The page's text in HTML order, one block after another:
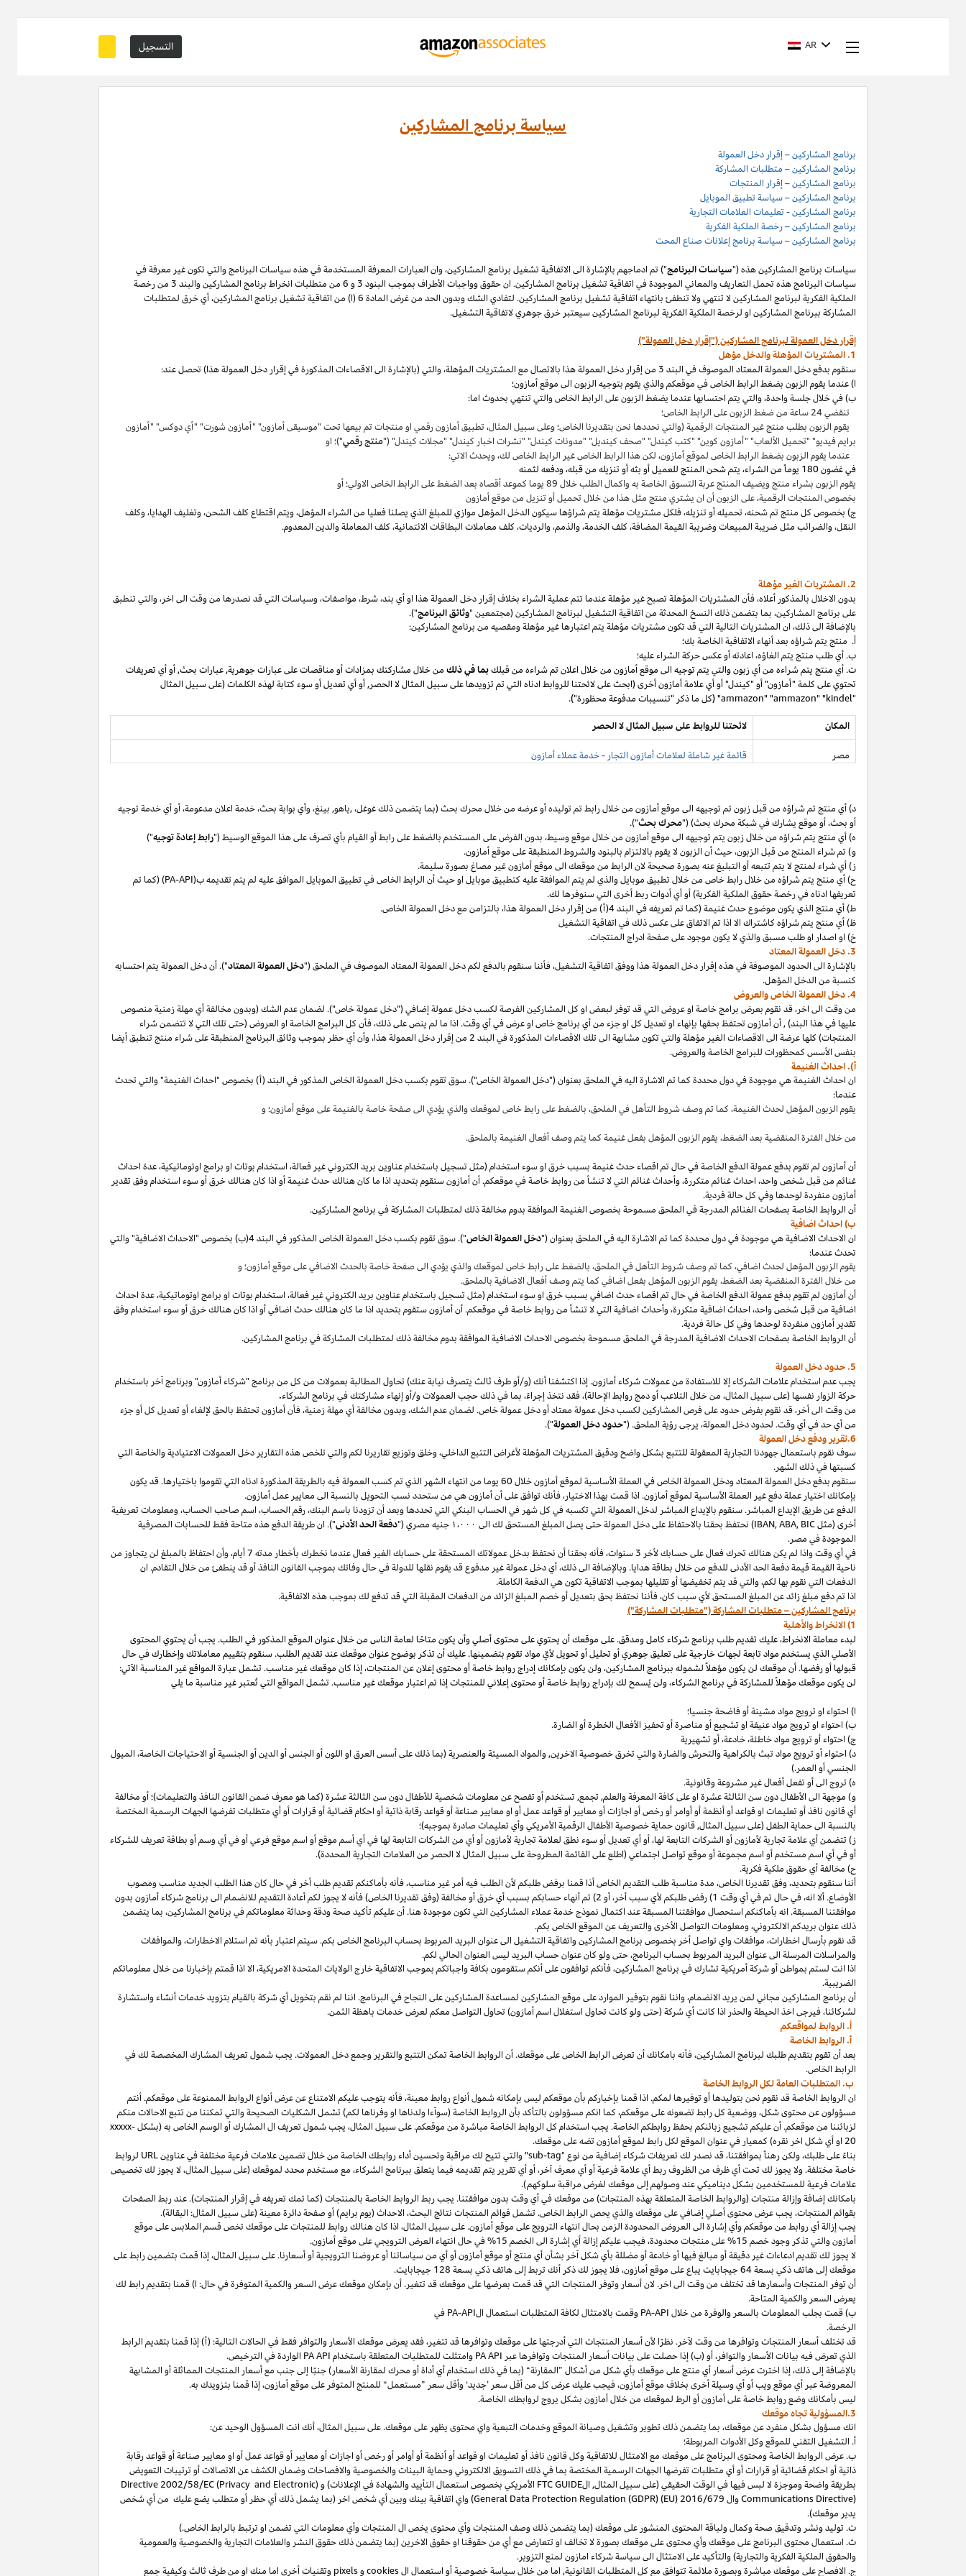
التسجيل AR
سياسة برنامج المشاركين
برنامج المشاركين – إقرار دخل العمولة
برنامج المشاركين – متطلبات المشاركة
برنامج المشاركين – إقرار المنتجات
برنامج المشاركين – سياسة تطبيق الموبايل
برنامج المشاركين - تعليمات العلامات التجارية
برنامج المشاركين – رخصة الملكية الفكرية
برنامج المشاركين – سياسة برنامج إعلانات صناع المحت
سياسات برنامج المشاركين هذه ("سياسات البرنامج") تم ادماجهم بالإشارة الى الاتفاقية تشغيل برنامج المشاركين، وان العبارات المعرفة المستخدمة في هذه سياسات البرنامج والتي تكون غير معرفة في
سياسات البرنامج هذه تحمل التعاريف والمعاني الموجودة في اتفاقية تشغيل برنامج المشاركين. ان حقوق وواجبات الأطراف بموجب البنود 3
و 6
من متطلبات انخراط برنامج المشاركين والبند 3 من رخصة
الملكية الفكرية لبرنامج المشاركين لا تنتهي ولا تنطفئ بانتهاء اتفاقية تشغيل برنامج المشاركين. لتفادي الشك وبدون الحد من غرض المادة 6 (ا) من اتفاقية تشغيل برنامج المشاركين، أي خرق لمتطلبات
المشاركة ببرنامج المشاركين او لرخصة الملكية الفكرية لبرنامج المشاركين سيعتبر خرق جوهري لاتفاقية التشغيل.
إقرار دخل العمولة لبرنامج المشاركين ("إقرار دخل العمولة")
1. المشتريات المؤهلة والدخل مؤهل
سنقوم بدفع دخل العمولة المعتاد الموصوف في البند 3 من إقرار دخل العمولة هذا بالاتصال مع المشتريات المؤهلة
،والتي (بالإشارة الى الاقصاءات المذكورة في إقرار دخل العمولة هذا) تحصل عند:
ا) عندما يقوم الزبون بضغط الرابط الخاص في موقعكم والذي يقوم بتوجيه الزبون الى موقع أمازون؛
ب) في خلال جلسة واحدة،والتي يتم احتسابها عندما يضغط الزبون على الرابط الخاص والتي تنتهي بحدوث اما:
تنقضي 24 ساعة من ضغط الزبون على الرابط الخاص؛
يقوم الزبون بطلب منتج غير المنتجات الرقمية (والتي نحددها نحن بتقديرنا الخاص؛وعلى سبيل المثال، تطبيق أمازون رقمي او منتجات تم بيعها تحت "موسيقى أمازون" "أمازون شورت" "أي دوكس" "أمازون
برايم فيديو" "تحميل الألعاب" "أمازون كوين" "كتب كيندل" "صحف كينديل" "مدونات كيندل" "نشرات اخبار كيندل" "مجلات كيندل" ("منتج رقمي")؛ او
عندما يقوم الزبون بضغط الرابط الخاص لموقع أمازون، لكن هذا الرابط الخاص غير الرابط الخاص لك،ويحدث الاتي:
في غضون180 يوماً من الشراء، يتم شحن المنتج للعميل أو بثه أو تنزيله من قبله، ودفعه لثمنه
يقوم الزبون بشراء منتج ويضيف المنتج عربة التسوق الخاصة به واكمال الطلب خلال 89 يوما كموعد أقصاه بعد الضغط على الرابط الخاص الاولي؛ أو
بخصوص المنتجات الرقمية،على الزبون أن ان يشتري منتج مثل هذا من خلال تحميل أو تنزيل من موقع أمازون
ج) بخصوص كل منتج تم شحنه، تحميله أو تنزيله،فلكل مشتريات مؤهلة يتمشراؤهاسيكون الدخل المؤهل موازي للمبلغ الذي يصلنا فعليا من الشراء المؤهل،ويتم اقتطاع كلف الشحن،وتغليف الهدايا،وكلف
النقل،والضرائب مثل ضريبة المبيعات وضريبة القيمة المضافة، كلف الخدمة،والذمم،والرديات، كلف معاملات البطاقات الائتمانية، كلف المعاملة والدين المعدوم.
2. المشتريات
الغير مؤهلة
بدون الاخلال بالمذكور أعلاه،فأن المشتريات المؤهلة تصبح غير مؤهلة عندما تتم عملية الشراء بخلاف إقرار دخل العمولة هذا او أي بند،شرط، مواصفات،وسياسات التي قد نصدرها من وقت الى اخر،والتي تنطبق
على برنامج المشاركين، بما بتضمن ذلك النسخ المحدثة من اتفاقية التشغيل لبرنامج المشاركين (مجتمعين "وثائق البرنامج").
بالإضافة الى ذلك، ان المشتريات التالية التي قد تكون مشتريات مؤهلة يتم اعتبارها غير مؤهلة ومقصيه من برنامج المشاركين:
أ. منتج يتمشراؤه بعد أنهاء الاتفاقية الخاصة بك؛
ب. أي طلب منتج يتم الغاؤه، اعادته أو عكس حركة الشراء عليه؛
ت. أي منتج يتم شراءه من أي زبون والتي يتم توجيه الى موقع أمازون من خلال اعلان تم شراءه من قبلكبما في ذلك من خلال مشاركتك بمزادات أو مناقصات على عبارات جوهرية, عبارات بحث, أو أي تعريفات
تحتوي على كلمة "أمازون" أو "كيندل" أو أي علامة أمازون أخرى (ابحث على لائحتنا للروابط ادناه التي تم تزويدها على سبيل المثال لا الحصر, أو أي تعديل أو سوء كتابة لهذه الكلمات (على سبيل المثال
"ammazon" "ammazon" "kindel" (كل ما ذكر "تنسيبات مدفوعة محظورة").
المكان
لائحتنا للروابط على سبيل المثال لا الحصر
مصر قائمة غير شاملة لعلامات أمازون التجار - خدمة عملاء أمازون
د) أي منتج تمشراؤه من قبل زبون تم توجيهه الى موقع أمازون من خلال رابط تم توليده أو عرضه من خلال محرك بحث (بما يتضمن ذلكغوغل،,ياهو, بينغ،وأي بوابة بحث،خدمة اعلان مدعومة،أوأي خدمة توجيه
أو بحث،أو موقع يشارك في شبكة محرك بحث) ("محرك بحث").
ه) أي منتج يتمشراؤه من خلال زبون يتم توجيهه الى موقع أمازون من خلال موقعوسيط، بدون الفرض على المستخدم بالضغط على رابط أو القيام بأي تصرف على هذا الموقع الوسيط ("رابط إعادة توجيه")
و) تم شراء المنتج من قبل الزبون،حيثأن الزبون لا يقوم بالالتزام بالبنودوالشروط المنطبقةعلى موقع أمازون.
ز) أي شراء لمنتج لا يتم تتبعه أو التبليغ عنه بصورة صحيحة لان الرابط من موقعك الى موقع أمازون غير مصاغ بصورة سليمة.
ح) أي منتج يتمشراؤه من خلال رابط خاص من خلال تطبيق موبايلوالذي لم يتم الموافقة عليه كتطبيق موبايل او حيثأن الرابط الخاص في تطبيق الموبايل الموافقعليه لم يتم تقديمه ب(PA-API) (كما تم
تعريفها ادناه في رخصة حقوق الملكية الفكرية) أو أي أدوات ربط أخرى التي سنوفرها لك.
ط) أي منتج الذي يكون موضوع حدث غنيمة (كما تم تعريفه في البند 4(أ) من إقرار دخل العمولة
هذا، بالتزامن مع دخل العمولة الخاص.
ظ) أي منتج يتمشراؤه كاشتراك الا اذا تم الاتفاق على عكس ذلك في اتفاقية التشغيل
خ) او اصدار او طلب مسبق والذي لا يكون موجود على صفحة ادراج المنتجات.
3. دخل العمولة المعتاد
بالإشارة الى الحدود الموصوفة في هذه إقرار دخل العمولة هذا ووفق اتفاقية التشغيل،فأننا سنقوم بالدفع لكم دخل العمولة المعتاد الموصوف في الملحق ("دخل العمولة المعتاد"). أن دخل العمولة يتم احتسابه
كنسبة من الدخل المؤهل.
4. دخل العمولة الخاص والعروض
من وقت الى اخر،قد نقوم بعرض برامج خاصة او عروض التي قد توفر لبعض او كل المشاركين الفرصة لكسب دخل عمولة إضافي ("دخل عمولة خاص"). لضمان عدم الشك (وبدون مخالفة أي مهلة زمنية منصوص
عليها في هذا البند)
,أن أمازون تحتفظ بحقها بإنهاء او تعديل كل او جزء من أي برنامج خاص او عرض في أي وقت. اذا ما لم ينص علىذلك،فأن كل البرامج الخاصة او العروض (حتى تلك التي لا تتضمن شراء
المنتجات) كلها عرضة الى الاقصاءات الغير مؤهلةوالتي تكون مشابهة الى تلك الاقصاءات المذكورة في البند 2 من إقرار دخل العمولةهذا،وأن أي حظر بموجب وثائق البرنامج المنطبقة على شراء منتج تنطبق أيضا
بنفس الأسس كمحظورات للبرامج الخاصة والعروض.
أ). احداث الغنيمة
ان احداث الغنيمة هي موجودة في دول محددة كما تم الاشارة اليه في الملحق بعنوان ("دخل العمولة الخاص"). سوق تقوم بكسب دخل العمولة الخاص المذكور في البند (أ) بخصوص "احداث الغنيمة" والتي تحدث
عندما:
يقوم الزبون المؤهل لحدث الغنيمة، كما تم وصف شروط التأهل في الملحق، بالضغط على رابط خاص لموقعك والذي يؤدي الى صفحة خاصة بالغنيمة على موقع أمازون؛ و
من خلال الفترة المنقضية بعد الضغط، يقوم الزبون المؤهل بفعل غنيمة كما يتم وصف أفعال الغنيمة بالملحق.
أن أمازون لم تقوم بدفع عمولة الدفع الخاصة في حال تم اقصاء حدث غنيمة بسبب خرق او سوء استخدام (مثل تسجيل باستخدام عناوين بريد الكتروني غير فعالة، استخدام بوتات او برامج اوتوماتيكية،عدة احداث
غنائم من قبل شخصواحد، احداث غنائم متكررة،وأحداث غنائم التي لا تنشأ من روابط خاصة في موقعكم. أن أمازون ستقوم بتحديد اذا ما كان هنالك حدث غنيمة أو اذا كان هنالك خرق أو سوء استخدام وفق تقدير
أمازون منفردة لوحدها وفي كل حالة فردية.
أن الروابط الخاصة بصفحات الغنائم المدرجة في الملحق مسموحة بخصوص الغنيمة الموافقة بدوم مخالفة ذلك لمتطلبات المشاركة في برنامج المشاركين.
ب) احداث اضافية
ان الاحداث الاضافية هي موجودة في دول محددة كما تم الاشارة اليه في الملحق بعنوان ("دخل العمولة الخاص
"). سوق تقوم بكسب دخل العمولة الخاص المذكور في البند 4(ب) بخصوص "الاحداث الاضافية" والتي
تحدث عندما:
يقوم الزبون المؤهل لحدث اضافي، كما تم وصف شروط التأهل في الملحق، بالضغط على رابط خاص لموقعك والذي يؤدي الى صفحة خاصة بالحدث الاضافي على موقع أمازون؛ و
من خلال الفترة المنقضية بعد الضغط، يقوم الزبون المؤهل بفعل اضافي كما يتم وصف أفعال الاضافية بالملحق.
أن أمازون لم تقوم بدفع عمولة الدفع الخاصة في حال تم اقصاء حدث اضافي بسبب خرق او سوء استخدام (مثل تسجيل باستخدام عناوين بريد الكتروني غيرفعالة، استخدام بوتات او برامج اوتوماتيكية،عدة احداث
اضافية من قبل شخصواحد، احداث اضافية متكررة،وأحداث اضافية التي لا تنشأ من روابط خاصة في موقعكم. أن أمازون ستقوم بتحديد اذا ما كان هنالك حدث اضافي أو اذا كان هنالك خرق أو سوء استخدام وفق
تقدير أمازون منفردة لوحدها وفي كل حالة فردية.
أن الروابط الخاصة بصفحات الاحداث الاضافية المدرجة في الملحق مسموحة بخصوص الاحداث الاضافية الموافقة بدوم مخالفة ذلك لمتطلبات المشاركة في برنامج المشاركين.
5. حدود دخل العمولة
يجب عدم استخدام علامات الشركاء إلا للاستفادة من عمولات شركاء أمازون. إذا اكتشفنا أنك (و/أو طرف ثالث يتصرف نيابة عنك) تحاول المطالبة بعمولات من كل من برنامج "شركاء أمازون" وبرنامج آخر باستخدام
حركة الزوار نفسها (على سبيل المثال، من خلال التلاعب أو دمج روابط الإحالة)، فقد نتخذ إجراءً، بما في ذلك حجب العمولات و/أو إنهاء مشاركتك في برنامج الشركاء.
من وقت الىأخر،قد نقوم بفرض حدود على فرص المشاركين لكسب دخل عمولة معتاد أو دخل عمولة خاص. لضمان عدم الشك،وبدون مخالفة أي مهلةزمنية،فأن أمازون تحتفظ بالحق لإلغاء أو تعديل كل أو جزء
من أي حد في أي وقت. لحدود دخل العمولة، يرجى رؤية الملحق. ("حدود دخل العمولة").
6.تقرير ودفع دخل العمولة
سوف نقوم باستعمال جهودنا التجارية المعقولة للتتبع بشكل واضح ودقيق المشتريات المؤهلة لأغراض التتبع الداخلي،وخلق وتوزيع تقاريرنا لكم والتي تلخص هذه التقارير دخل العمولات الاعتيادية والخاصة التي
كسبتها في ذلك الشهر.
سنقوم بدفع دخل العمولة المعتاد ودخل العمولة الخاص في العملة الأساسية لموقع أمازون خلال 60 يوما من انتهاء الشهر الذي تم كسب العمولة فيه بالطريقة المذكورة ادناه التي تقوموا باختيارها. قد يكون
بإمكانك اختيار عملة دفع غير العملة الأساسية لموقع أمازون. اذا قمت بهذا الاختيار،فأنك توافق على أن أمازون هي من ستحدد نسب التحويل بالنسبة الى معايير عمل أمازون.
الدفع عن طريق الإيداع المباشر. سنقوم بالإيداع المباشر لدخل العمولة التي تكسبه في كل شهر في الحساب البنكي التي تحددها وبعد أن تزودنا باسم البنك،رقم الحساب، اسم صاحب الحساب،ومعلومات تعريفية
أخرى (مثل
IBAN,ABA, BIC ) نحتفظ بحقنا بالاحتفاظ على دخل العمولة حتى يصل المبلغ المستحق لك الى ١٬٠٠٠ جنيه مصري("دفعة الحد الأدنى")
. انطريقة الدفعهذه متاحةفقط للحسابات المصرفية
الموجودةفي مصر.
في أي وقتواذا لم يكن هنالك تحرك فعال على حسابك لأخر 3 سنوات،فأنه بحقنا أن نحتفظ بدخل عمولاتك المستحقة على حسابك الغير فعالعندما نخطرك بأخطار مدته 7 أيام،وأن احتفاظ بالمبلغ لن يتجاوز من
ناحية القيمة قيمة دفعة الحد الأدنى للدفع من خلال بطاقة هدايا. وبالإضافة الىذلك،أي دخل عمولة غير مدفوع قد يقوم نقلها للدولة في حال وفاتك بموجب القانون النافذ أو قد ينطفئ من خلال التقادم. ان
الدفعات التي نقوم بها لكم،والتي قد يتم تخفيضها أو تقليلها بموجب الاتفاقية تكون هي الدفعة الكاملة.
اذا تم دفع مبلغ زائد عن المبلغ المستحق لأي سبب كان،فأننا نحتفظ بحق بتعديل أو خصم المبلغ الزائد من الدفعات المقبلة التي قد تدفع لك بموجب هذه الاتفاقية.
برنامج المشاركين – متطلبات المشاركة ("متطلبات المشاركة")
1) الانخراط والأهلية
لبدء معاملة الانخراط، عليك تقديم طلب برنامج شركاء كامل ومدقق. على موقعك أن يحتوي على محتوى أصلي وأن يكون متاحًا لعامة الناس من خلال عنوان الموقع المذكور في الطلب. يجب أن يحتوي المحتوى
الأصلي الذي يستخدم مواد تابعة لجهات خارجية على تعليق جوهري أو تحليل أو تحويل لأيّ مواد تقوم بتضمينها. عليك أن تذكر بوضوح عنوان موقعك عند تقديم الطلب. سنقوم بتقييم معاملاتك وإخطارك في حال
قبولها أو رفضها. أن موقعك لن يكون مؤهلاً لشموله ببرنامج المشاركين، ولن يكون بإمكانك إدراج روابط خاصة أو محتوى إعلان عن المنتجات، إذا كان موقعك غير مناسب. تشمل عبارة المواقع غير المناسبة الآتي:
لن يكون موقعك مؤهلاً للمشاركة في برنامج الشركاء، ولن يُسمح لك بإدراج روابط خاصة أو محتوى إعلاني للمنتجات إذا تم اعتبار موقعك غير مناسب. تشمل المواقع التي تُعتبر غير مناسبة ما يلي
ا) احتواء او ترويج مواد مشينة أو فاضحة جنسيا؛
ب) احتواء او ترويج موادعنيفة او تشجيع أو مناصرة أو تحفيز الأفعال الخطرة أو الضارة.
ج) احتواء أو ترويج موادخاطئة،خادعة،أو تشهيرية
د) احتواء أو ترويج مواد تبث بالكراهية والتحرش والضارة والتي تخرق خصوصية الاخرين,والمواد المسيئة والعنصرية (بما ذلك على أسس العرق او اللون أو الجنس أو الدين أو الجنسية أو الاحتياجات الخاصة، الميول
الجنسي أو العمر.)
ه) تروج الى أو تفعل أفعال غير مشروعة وقانونية.
و) موجهة الى الأطفال دون سن الثالثة عشرة او على كافة المعرفة والعلم, تجمع, تستخدم أو تفصح عن معلومات شخصية للأطفال دون سن الثالثة عشرة (كما هو معرف ضمن القانون النافذ والتعليمات)؛ أو مخالفة
أي قانون نافذ أو تعليمات او قواعد أو أنظمة أو أوامر أو رخص أو اجازات أو معايير أو قواعد عمل أو او معايير صناعة أو قواعد رقابة ذاتية أو احكام قضائية أو قرارات أو أي متطلبات تفرضها الجهات الرسمية المختصة
بالنسبة الى حماية الطفل (على سبيل المثال, قانون حماية خصوصية الأطفال الرقمية الأمريكي وأي تعليمات صادرة بموجبه)؛
ز) تتضمن أي علامة تجارية لأمازون أو الشركات التابعة لها،أو أي تعديل أو سوء نطق لعلامة تجارية لأمازون أو أي من الشركات التابعة لها في أي أسم موقع أو اسم موقع فرعي أو في أي وسم أو بطاقة تعريف للشركاء
أو في أي اسم مستخدم أو اسم مجموعة أو موقع تواصل اجتماعي (اطلع على القائمة المطروحة على سبيل المثال لا الحصر من العلامات التجارية المحددة).
ح) مخالفة أي حقوق ملكية فكرية.
أننا سنقوم بتحديد،وفق تقديرنا الخاص، مدة مناسبة طلب التقديم الخاص أذا قمنا برفض طلبكم لأن الطلب فيه أمر غير مناسب،فأنه بأماكنكم تقديم طلب أخر في حال كان هذا الطلب الجديد مناسب ومصوب
الأوضاع. ألا انه،في حال تم في أي وقت 1) رفض طلبكم لأي سبب أخر،أو 2) تم أنهاء حسابكم بسبب أي خرق أو مخالفة (وفق تقديرنا الخاص)فأنه لا يجوز لكم أعادة التقديم للانضمام الى برنامج شركاء أمازون بدون
موافقتنا المسبقة. انه بأماكنكم استحصال موافقتنا المسبقة عند اكتمال نموذج خدمة عملاء المشاركين التي تكون موجودة هنا. أن عليكم تأكيد صحة ودقة وحداثة معلوماتكم في برنامج المشاركين، بما يتضمن
ذلك عنوان بريدكم الالكتروني،ومعلومات التواصل الأخرى والتعريف عن الموقع الخاص بكم.
قد نقوم بأرسال اخطارات، موافقات واي تواصل أخر بخصوص برنامج المشاركين واتفاقية التشغيل الى عنوان البريد المربوط بحساب البرنامج الخاص بكم. سيتم اعتبار بأنه تم استلام الاخطارات،والموافقات
والمراسلات المرسلة الى عنوان البريد المربوط بحساب البرنامج،حتى ولو كان عنوان حساب البريد ليس العنوان الحالي لكم.
اذا انت لستم بمواطن أو شركة أمريكية تشارك في برنامج المشاركين،فأنكم توافقون على أنكم ستقومون بكافة واجباتكم بموجب الاتفاقيةخارج الولايات المتحدة الامريكية، الا اذا قمتم بإخبارنا من خلال معلوماتكم
الضريبية.
أن برنامج المشاركين مجاني لمن يريد الانضمام،واننا نقوم بتوفير الموارد على موقع المشاركين لمساعدة المشاركين على النجاح في البرنامج. اننا لم نقم بتخويل أي شركة بالقيام بتزويد خدمات أنشاء واستشارة
لشركائنا،فيرجى اخذ الحيطة والحذر اذا كانت أي شركة (حتى ولو كانت تحاول استغلال اسم أمازون) تحاول التواصل معكم لعرض خدمات باهظة الثمن.
أ. الروابط لمواقعكم
أ. الروابط الخاصة
بعد أن تقوم بتقديم طلبك لبرنامج المشاركين،فأنه بامكانكأن تعرض الرابط الخاص على موقعك. أن الروابط الخاصة تمكن التتبع والتقرير وجمع دخل العمولات. يجب شمول تعريف المشارك المخصصة لك في
الرابط الخاص.
ب. المتطلبات العامة لكل الروابط الخاصة
ان الروابط الخاصة قد نقوم نحن بتوليدها أو توفيرها لمكم. اذا قمنا بإخباركم بأن موقعكم ليس بإمكانه شمول أنواع روابط معينة،فأنه يتوجب عليكم الامتناع عن عرض أنواع الروابط الممنوعة على موقعكم. أنتم
مسؤولون عن محتوىشكل،ووضعية كل رابط تضعونه على موقعكم، كما انكم مسؤولون بالتأكد بأن الروابط الخاصة (سوآءا ولدناها او وفرناها لكم) تشمل الشكليات الصحيحة والتي تمكننا من تتبع الاحالات منكم
لزبائننا من موقعكم. أن عليكم تشجيع زبائنكم بحفظ روابطكم الخاصة. يجب استخدام كل الروابط الخاصة مباشرة من موقعكم. على سبيل المثال، يجب شمول تعريف ال المشارك أو الوسم الخاص به (بشكلxxxxx-
20 او أي شكل اخر نقره) كمعيار في عنوان الموقع لكل رابط لموقع أمازون تضه على موقعك.
بناءً على طلبك، ولكن رهناً بموافقتنا، قد نصدر لك تعريفات شركاء إضافية من نوع "sub-tag" والتي تتيح لك مراقبة وتحسين أداء روابطك الخاصة من خلال تضمين علامات فرعية مختلفة في عناوينURL لروابط
خاصة مختلفة. ولا يجوز لك تحت أي ظرف من الظروف ربط أي علامة فرعية أو أي معرف آخر، أو أي تقرير يتم تقديمه فيما يتعلق ببرنامج الشركاء، مع مستخدم محدد لموقعك (على سبيل المثال، لا يجوز لك تخصيص
علامات فرعية للمستخدمين بشكل ديناميكي عند وصولهم إلى موقعك لغرض مراقبة سلوكهم).
بامكانك إضافة وإزالة منتجات (والروابط الخاصة المتعلقة بهذه المنتجات) من موقعك في أي وقت بدون موافقتنا. يجب ربط الروابط الخاصة بالمنتجات (كما تمك تعريفه في إقرار المنتجات). عند ربط الصفحات
بقوائم المنتجات، يجب عرض محتوىأصلي إضافي على موقعك والذي يحص الرابط الخاص. تشمل قوائم المنتجات نتائج البحث، الاحداث (يوم برايم) أو صفحة دائرة معينة (على سبيل المثال: البقالة).
يجب إزالة أي روابط من موقعكم وأي إشارة الى العروض المحدودة الزمن بحال انتهاء الترويج على موقع أمازون. على سبيل المثال، اذا كان هنالك روابط للمنتجات على موقعك تخص قسم الملابس على موقع
أمازون والتي تذكر وجود خصم 15% على منتجات محدودة،فيجب عليكم إزالة أي إشارة الى الخصم 15% في حال انتهاء العرض الترويجي على موقع أمازون.
لا يجوز لك تقديم ادعاءاتغيردقيقةأو مبالغفيهاأوخادعةأو مضللة بأيشكلآخر بشأنأي منتجأو موقعأمازونأوأي منسياساتناأوعروضنا الترويجيةأوأسعارنا.علىسبيل المثال،إذا قمت بتضمينرابطعلى
موقعكإلىهاتفذكي بسعة جيجابايت يباععلى موقعأمازون،فلا يجوز لكذكرأنك تربطإلىهاتفذكي بسعة جيجابايت.
أن توفر المنتجات وأسعارها قد تختلف من وقت الى اخر. لان أسعار وتوفر المنتجات التي قد قمت بعرضها على موقعك قد تتغير. أن بإمكان موقعك عرض السعر والكمية المتوفرة في حال: ا) قمنا بتقديم رابط لك
يعرض السعر والكمية المتاحة.
ب) قمت بجلب المعلومات بالسعر والوفرة من خلال PA-API وقمت بالامتثال لكافة المتطلبات استعمال ال PA-API
في
الرخصة.
قد تختلف أسعار المنتجات وتوافرها من وقت لآخر. نظرًا لأن أسعار المنتجات التي أدرجتها على موقعك وتوافرها قد تتغير، فقد يعرض موقعك الأسعار والتوافر فقط في الحالات التالية: (أ) إذا قمنا بتقديم الرابط
الذي تعرض فيه بيانات الأسعار والتوافر، أو (ب) إذا حصلت على بيانات أسعار المنتجات وتوافرها عبر
وامتثلت للمتطلبات المتعلقة باستخدام الواردة في الترخيص.
بالإضافة إلىذلك، إذا اخترتعرضأسعار أي منتجعلى موقعك بأيشكل منأشكال ”المقارنة“
(بمافيذلك استخدامأيأداةأو محرك لمقارنة الأسعار)جنبًا إلىجنب معأسعار المنتجات المماثلةأو المشابهة
المعروضةعبر أي موقعويبأوأيوسيلةأخرى بخلاف موقعأمازون،فيجبعليكعرض كل منأقلسعر ’جديد‘ وأقلسعر ”مستعمل“ للمنتج المتوفر على موقعأمازون، إذا قمنا بتزويدك به.
ليس بأمكانكوضع روابط خاصة على أمازون أو الرط لموقعك من خلال أمازون بشكل يروج لروابطك الخاصة.
3.المسؤولية تجاه موقعك
انك مسؤول بشكل منفرد عن موقعك، بما يتضمن ذلك تطويروتشغيلوصيانة الموقع وخدمات التبعية واي محتوى يظهر على موقعك. على سبيل المثال،أنك انت المسؤول الوحيد عن:
أ. التشغيل التقني للموقع وكل الأدوات المربوطة؛
ب. عرض الروابط الخاصة ومحتوى البرنامج على موقعك مع الامتثال للاتفاقية وكل قانون نافذ أو تعليمات او قواعد أو أنظمة أو أوامر أو رخص أو اجازات أو معايير أو قواعد عمل أو او معايير صناعة أو قواعد رقابة
ذاتية أو احكام قضائية أو قرارات أو أي متطلبات تفرضها الجهات الرسمية المختصة بما في ذلك التسويق الالكتروني وحماية البينات والخصوصيةوالافصاحاتوضمان الكشف عن الاتصالات أو ترتيبات التعويض
بطريقة واضحة وموجزة لا لبس فيها في الوقت الحقيقي(على سبيل المثال, الFTC GUIDE الأمريكي بخصوص استعمال التأييد والشهادة في الإعلانات) و (Directive 2002/58/EC (Privacy and Electronic
Communications Directive) وال General Data Protection Regulation (GDPR) (EU) 2016/679) واي اتفاقية بينك وبين أي شخص اخر (بما يشمل ذلك أي حظر أو متطلب يضع عليك من أي شخص
يدير موقعك).
ت. توليد ونشر وتدقيق صحة وكمال ولباقة المحتوى المنشور على موقعك (بما يتضمن ذلك وصف المنتجات وأي محتوى يخص ال المنتجات وأي معلومات التي تضمن او ترتبط بالرابط الخاص.)
ث. استعمال محتوى البرنامج على موقعك وأي محتوى على موقعك بصورة لا تخالف او تتعارض مع أي من حقوقنا او حقوق الاخرين (بما يتضمن ذلك حقوق النشر والعلامات التجارية والخصوصية والعمومية
والحقوق الملكية الفكرية والتجارية) والتأكيد على الامتثال الى سياسة شركاء امازون لمنع التزوير.
ج. الافصاح على موقعك مباشرة وبصورة ملائمة تتوافق مع كل المتطلبات القانونية, اما من خلال سياسة خصوصية أو استعمال الcookiesوpixels وتقنيات أخرى اما منك او من طرف ثالث وكيفية جمع